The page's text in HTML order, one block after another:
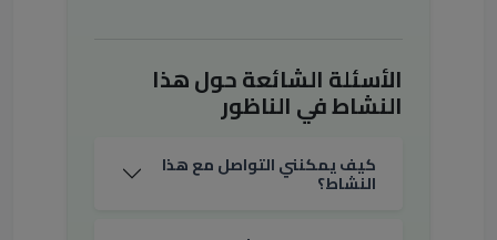
الأسئلة الشائعة حول هذا
النشاط في الناظور
كيف يمكنني التواصل مع هذا
النشاط؟